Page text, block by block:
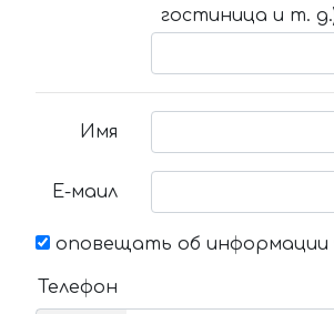
гостиница и т.
Имя
Е-маил
оповещать об информации
Телефон